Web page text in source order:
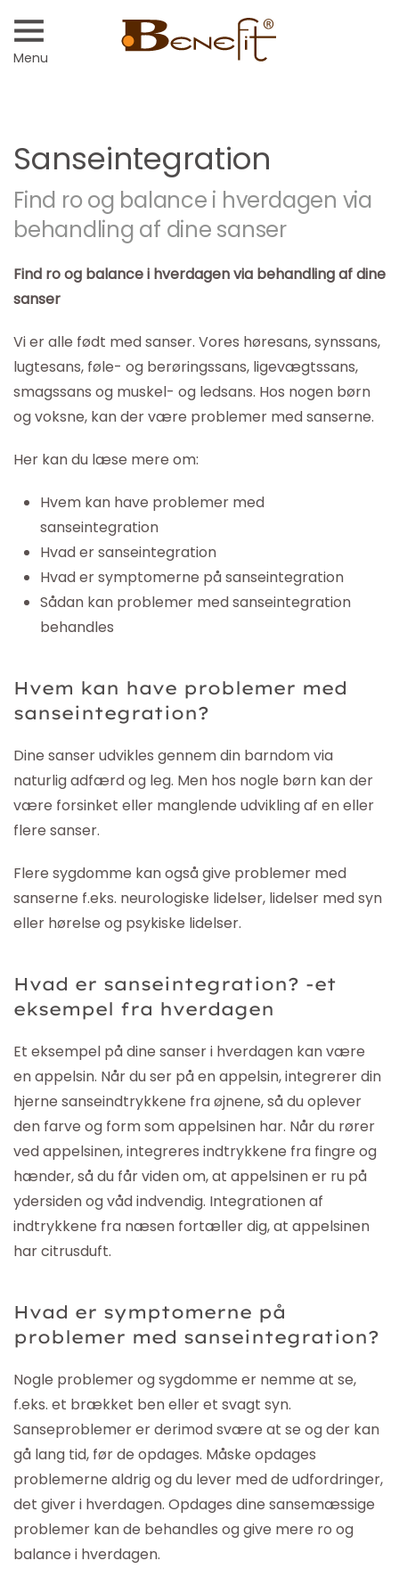
Menu
Sanseintegration
Find ro og balance i hverdagen via
behandling af dine sanser
Find ro og balance i hverdagen via behandling af dine
sanser
Vi er alle født med sanser. Vores høresans, synssans,
lugtesans, føle- og berøringssans, ligevægtssans,
smagssans og muskel- og ledsans. Hos nogen børn
og voksne, kan der være problemer med sanserne.
Her kan du læse mere om:
Hvem kan have problemer med
sanseintegration
Hvad er sanseintegration
Hvad er symptomerne på sanseintegration
Sådan kan problemer med sanseintegration
behandles
Hvem kan have problemer med
sanseintegration?
Dine sanser udvikles gennem din barndom via
naturlig adfærd og leg. Men hos nogle børn kan der
være forsinket eller manglende udvikling af en eller
flere sanser.
Flere sygdomme kan også give problemer med
sanserne f.eks. neurologiske lidelser, lidelser med syn
eller hørelse og psykiske lidelser.
Hvad er sanseintegration? -et
eksempel fra hverdagen
Et eksempel på dine sanser i hverdagen kan være
en appelsin. Når du ser på en appelsin, integrerer din
hjerne sanseindtrykkene fra øjnene, så du oplever
den farve og form som appelsinen har. Når du rører
ved appelsinen, integreres indtrykkene fra fingre og
hænder, så du får viden om, at appelsinen er ru på
ydersiden og våd indvendig. Integrationen af
indtrykkene fra næsen fortæller dig, at appelsinen
har citrusduft.
Hvad er symptomerne på
problemer med sanseintegration?
Nogle problemer og sygdomme er nemme at se,
f.eks. et brækket ben eller et svagt syn.
Sanseproblemer er derimod svære at se og der kan
gå lang tid, før de opdages. Måske opdages
problemerne aldrig og du lever med de udfordringer,
det giver i hverdagen. Opdages dine sansemæssige
problemer kan de behandles og give mere ro og
balance i hverdagen.